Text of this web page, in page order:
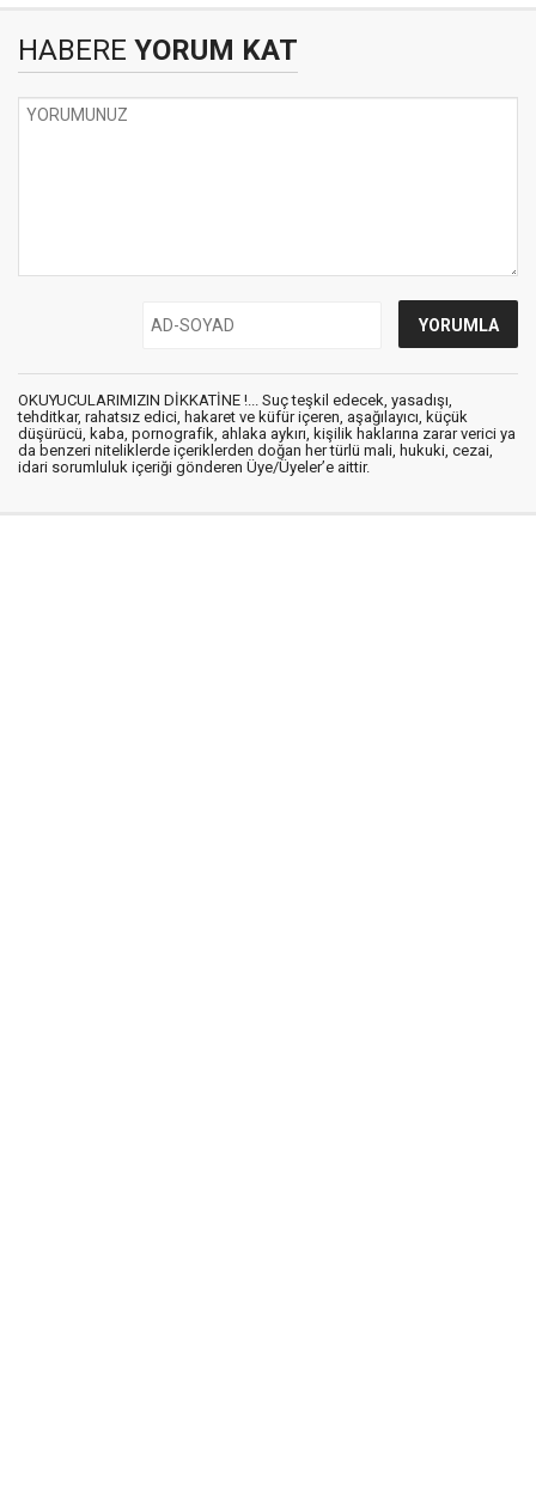
HABERE YORUM KAT
OKUYUCULARIMIZIN DİKKATİNE !... Suç teşkil edecek, yasadışı,
tehditkar, rahatsız edici, hakaret ve küfür içeren, aşağılayıcı, küçük
düşürücü, kaba, pornografik, ahlaka aykırı, kişilik haklarına zarar verici ya
da benzeri niteliklerde içeriklerden doğan her türlü mali, hukuki, cezai,
idari sorumluluk içeriği gönderen Üye/Üyeler’e aittir.